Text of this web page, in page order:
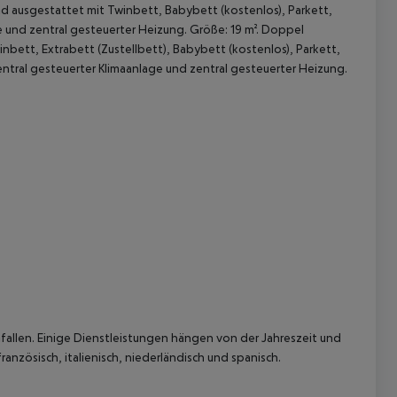
ausgestattet mit Twinbett, Babybett (kostenlos), Parkett,
zentral gesteuerter Heizung. Größe: 19 m². Doppel
Extrabett (Zustellbett), Babybett (kostenlos), Parkett,
gesteuerter Klimaanlage und zentral gesteuerter Heizung.
Einige Dienstleistungen hängen von der Jahreszeit und
italienisch, niederländisch und spanisch.